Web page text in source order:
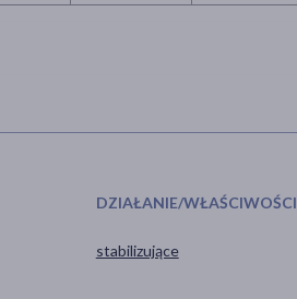
DZIAŁANIE/WŁAŚCIWOŚCI
stabilizujące